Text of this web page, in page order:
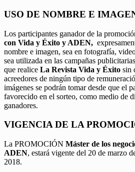
USO DE NOMBRE E
Los participantes ganador de la
con Vida y Éxito y ADEN,
nombre e imagen, sea en fotografía,
sea utilizada en las campañas
que realice La Revista Vida y Éxito sin
acreedores de ningún tipo de
imágenes se podrán tomar desde que el
favorecido en el sorteo, como medio de
ganadores.
VIGENCIA DE LA
La PROMOCIÓN Máster de los
ADEN, estará vigente del 20 de marzo
2018.